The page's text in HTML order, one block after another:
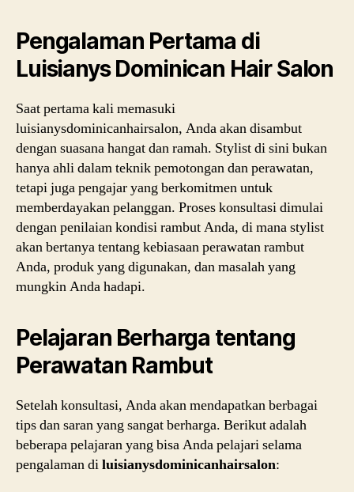
Pengalaman Pertama di
Luisianys Dominican Hair Salon
Saat pertama kali memasuki
luisianysdominicanhairsalon, Anda akan disambut
dengan suasana hangat dan ramah. Stylist di sini bukan
hanya ahli dalam teknik pemotongan dan perawatan,
tetapi juga pengajar yang berkomitmen untuk
memberdayakan pelanggan. Proses konsultasi dimulai
dengan penilaian kondisi rambut Anda, di mana stylist
akan bertanya tentang kebiasaan perawatan rambut
Anda, produk yang digunakan, dan masalah yang
mungkin Anda hadapi.
Pelajaran Berharga tentang
Perawatan Rambut
Setelah konsultasi, Anda akan mendapatkan berbagai
tips dan saran yang sangat berharga. Berikut adalah
beberapa pelajaran yang bisa Anda pelajari selama
pengalaman diluisianysdominicanhairsalon: